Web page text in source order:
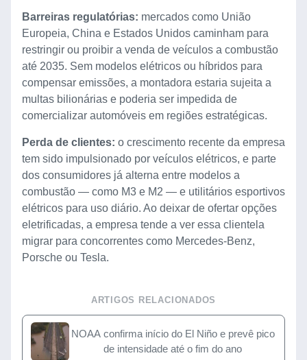
Barreiras regulatórias: mercados como União
Europeia, China e Estados Unidos caminham para
restringir ou proibir a venda de veículos a combustão
até 2035. Sem modelos elétricos ou híbridos para
compensar emissões, a montadora estaria sujeita a
multas bilionárias e poderia ser impedida de
comercializar automóveis em regiões estratégicas.
Perda de clientes: o crescimento recente da empresa
tem sido impulsionado por veículos elétricos, e parte
dos consumidores já alterna entre modelos a
combustão — como M3 e M2 — e utilitários esportivos
elétricos para uso diário. Ao deixar de ofertar opções
eletrificadas, a empresa tende a ver essa clientela
migrar para concorrentes como Mercedes-Benz,
Porsche ou Tesla.
ARTIGOS RELACIONADOS
NOAA confirma início do El Niño e prevê pico
de intensidade até o fim do ano